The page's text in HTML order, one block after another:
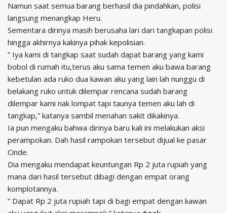
Namun saat semua barang berhasil dia pindahkan, polisi
langsung menangkap Heru.
Sementara dirinya masih berusaha lari dari tangkapan polisi
hingga akhirnya kakinya pihak kepolisian.
” Iya kami di tangkap saat sudah dapat barang yang kami
bobol di rumah itu,terus aku sama temen aku bawa barang
kebetulan ada ruko dua kawan aku yang lain lah nunggu di
belakang ruko untuk dilempar rencana sudah barang
dilempar kami nak lompat tapi taunya temen aku lah di
tangkap,” katanya sambil menahan sakit dikakinya.
Ia pun mengaku bahwa dirinya baru kali ini melakukan aksi
perampokan. Dah hasil rampokan tersebut dijual ke pasar
Cinde.
Dia mengaku mendapat keuntungan Rp 2 juta rupiah yang
mana dari hasil tersebut dibagi dengan empat orang
komplotannya.
” Dapat Rp 2 juta rupiah tapi di bagi empat dengan kawan